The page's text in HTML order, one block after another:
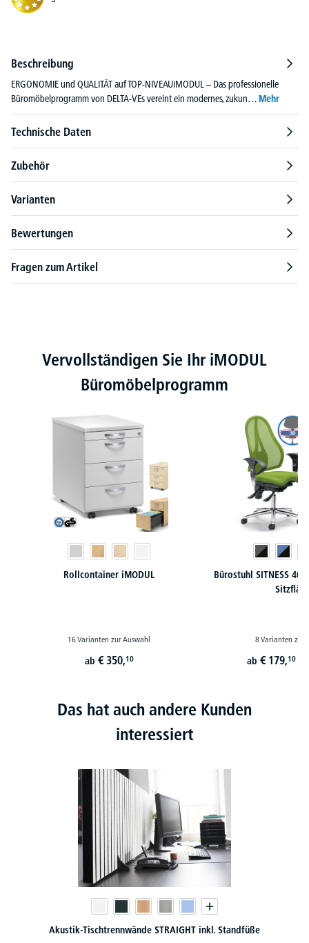
Beschreibung
ERGONOMIE und QUALITÄT auf TOP-NIVEAUiMODUL – Das professionelle
Büromöbelprogramm von DELTA-VEs vereint ein modernes, zukun… Mehr
Technische Daten
Zubehör
Varianten
Bewertungen
Fragen zum Artikel
Produktgalerie überspringen
Vervollständigen Sie Ihr iMODUL
Büromöbelprogramm
Rollcontainer iMODUL
16 Varianten zur Auswahl
ab € 350,10
Bürostuhl SITNESS 40
8 Varianten zur
ab € 179,10
Das hat auch andere Kunden
interessiert
Akustik-Tischtrennwände STRAIGHT inkl. Standfüße